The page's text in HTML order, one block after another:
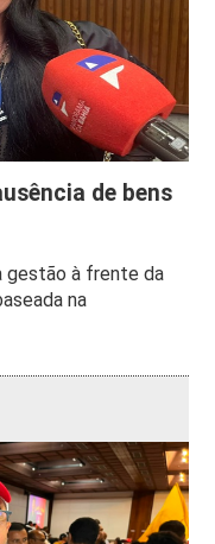
de bens
gestão à frente da
na